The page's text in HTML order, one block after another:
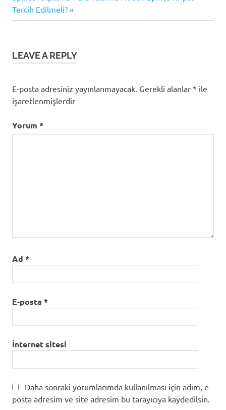
Para
Çekme
Cüzdan
Post:
Tercih Edilmeli?
LEAVE A REPLY
E-posta adresiniz yayınlanmayacak. Gerekli alanlar * ile
işaretlenmişlerdir
Yorum *
Ad *
E-posta *
İnternet sitesi
Daha sonraki yorumlarımda kullanılması için adım, e-
posta adresim ve site adresim bu tarayıcıya kaydedilsin.